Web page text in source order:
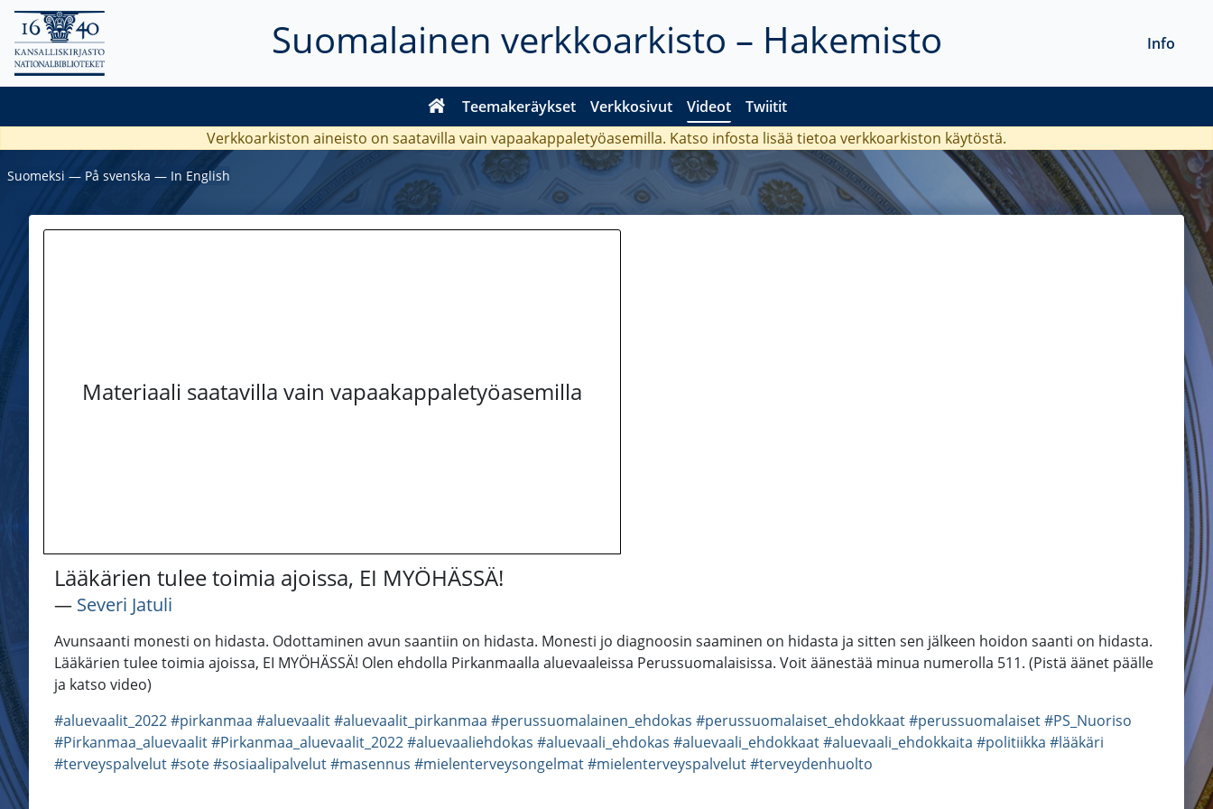
Suomalainen verkkoarkisto – Hakemisto
Teemakeräykset Verkkosivut Videot Twiitit
Info
Verkkoarkiston aineisto on saatavilla vain vapaakappaletyöasemilla. Katso infosta lisää tietoa verkkoarkiston käytöstä.
Suomeksi ― På svenska ― In English
Materiaali saatavilla vain vapaakappaletyöasemilla
Lääkärien tulee toimia ajoissa, EI MYÖHÄSSÄ!
― Severi Jatuli
Avunsaanti monesti on hidasta. Odottaminen avun saantiin on hidasta. Monesti jo diagnoosin saaminen on hidasta ja sitten sen jälkeen hoidon saanti on hidasta.
Lääkärien tulee toimia ajoissa, EI MYÖHÄSSÄ! Olen ehdolla Pirkanmaalla aluevaaleissa Perussuomalaisissa. Voit äänestää minua numerolla 511. (Pistä äänet päälle
ja katso video)
#aluevaalit_2022#pirkanmaa #aluevaalit#aluevaalit_pirkanmaa #perussuomalainen_ehdokas #perussuomalaiset_ehdokkaat#perussuomalaiset#PS_Nuoriso
#Pirkanmaa_aluevaalit#Pirkanmaa_aluevaalit_2022#aluevaaliehdokas #aluevaali_ehdokas #aluevaali_ehdokkaat#aluevaali_ehdokkaita #politiikka #lääkäri
#terveyspalvelut#sote#sosiaalipalvelut#masennus #mielenterveysongelmat#mielenterveyspalvelut#terveydenhuolto